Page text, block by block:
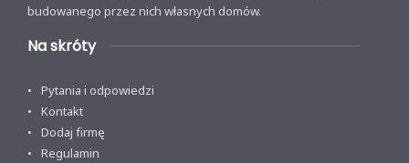
budowanego przez nich własnych domów.
Na skróty
Pytania i odpowiedzi
Kontakt
Dodaj firmę
Regulamin